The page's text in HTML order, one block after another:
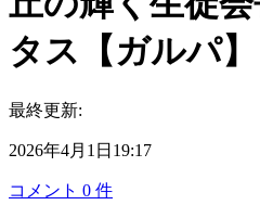
タス【ガルパ】
最終更新:
2026年4月1日19:17
コメント 0 件